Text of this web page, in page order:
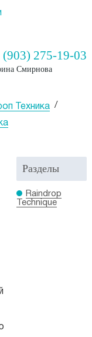
(903) 275-19-03
Смирнова
Техника /
Разделы
Raindrop
Technique